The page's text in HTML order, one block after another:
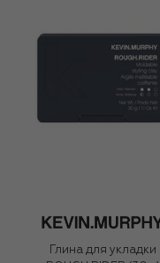
Глина для укладки